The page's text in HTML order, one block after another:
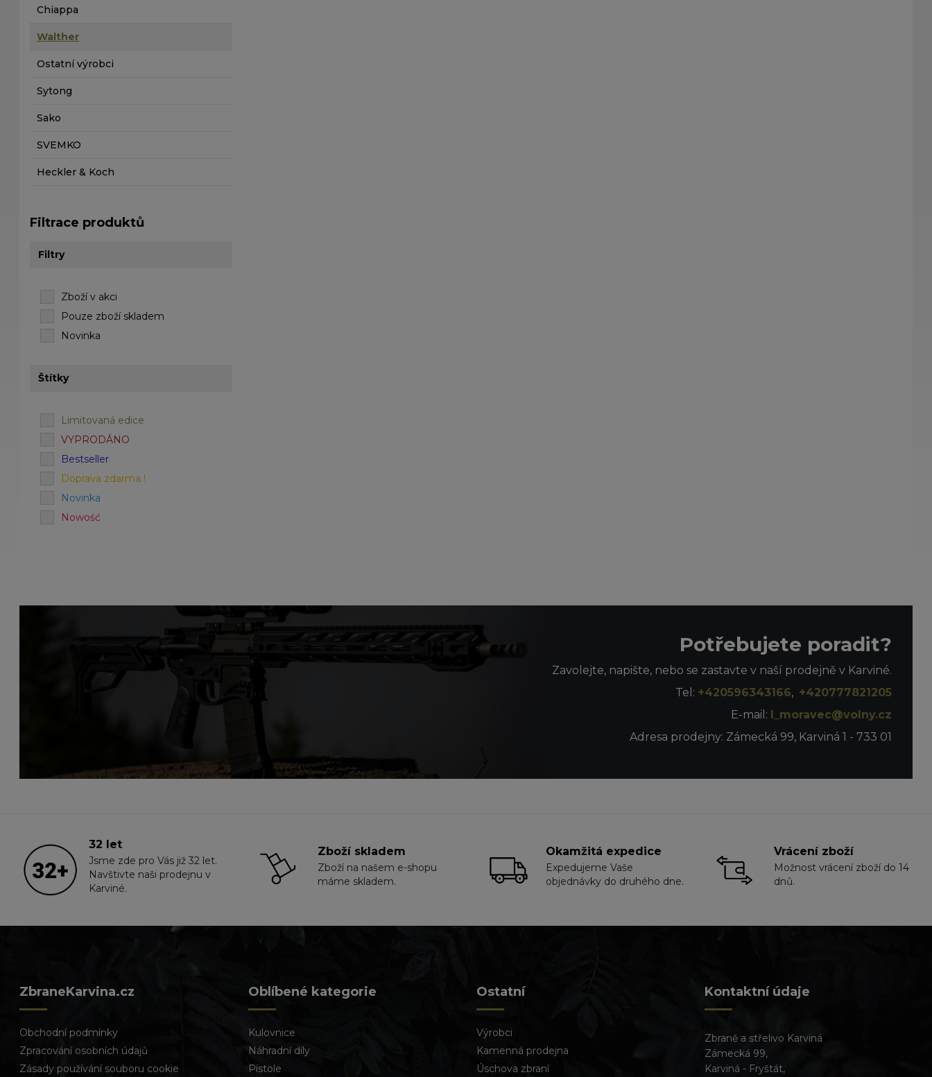
Chiappa
Walther
Ostatní výrobci
Sytong
Sako
SVEMKO
Heckler & Koch
Filtrace produktů
Filtry
Zboží v akci
Pouze zboží skladem
Novinka
Štítky
Limitovaná edice
VYPRODÁNO
Bestseller
Doprava zdarma !
Novinka
Nowość
Potřebujete poradit?
Zavolejte, napište, nebo se zastavte v naší prodejně v Karviné.
Tel: +420596343166, +420777821205
E-mail: l_moravec@volny.cz
Adresa prodejny: Zámecká 99, Karviná 1 - 733 01
32 let
Jsme zde pro Vás již 32 let.
Navštivte naši prodejnu v
Karviné.
Zboží skladem
Zboží na našem e-shopu
máme skladem.
Okamžitá expedice
Expedujeme Vaše
objednávky do druhého dne.
Vrácení zboží
Možnost vrácení zboží do 14
dnů.
ZbraneKarvina.cz
Obchodní podmínky
Zpracování osobních údajů
Zásady používání souboru cookie
Oblíbené kategorie
Kulovnice
Náhradní díly
Pistole
Ostatní
Výrobci
Kamenná prodejna
Úschova zbraní
Kontaktní údaje
Zbraně a střelivo Karviná
Zámecká 99,
Karviná - Fryštát,